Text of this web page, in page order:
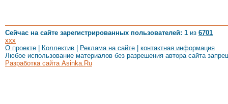
Сейчас на сайте зарегистрированных пользователей: 1 из 6701
xxx
О проекте
Коллектив Реклама на сайте
контактная информация
Любое использование материалов без разрешения автора сайта
Разработка сайта Asinka.Ru